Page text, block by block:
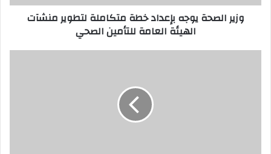
وزير الصحة يوجه بإعداد خطة متكاملة لتطوير منشآت
الهيئة العامة للتأمين الصحي